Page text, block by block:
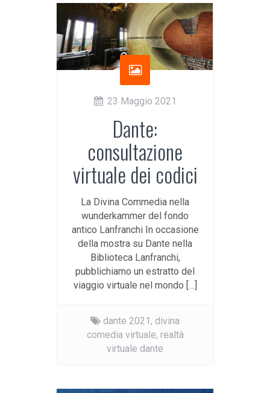
23 Maggio 2021
Dante:
consultazione
virtuale dei codici
La Divina Commedia nella
wunderkammer del fondo
antico Lanfranchi In occasione
della mostra su Dante nella
Biblioteca Lanfranchi,
pubblichiamo un estratto del
viaggio virtuale nel mondo […]
dante 2021, divina
comedia virtuale, realtà
virtuale dante